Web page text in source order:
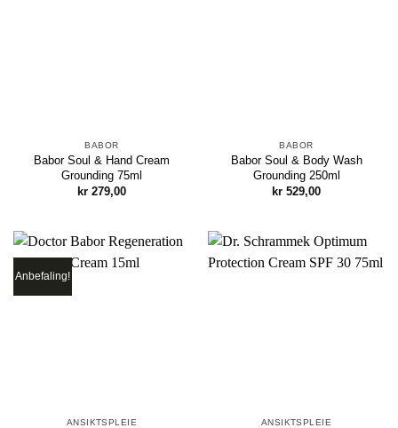
BABOR
Babor Soul & Hand Cream
Grounding 75ml
kr 279,00
BABOR
Babor Soul & Body Wash
Grounding 250ml
kr 529,00
Anbefaling!
ANSIKTSPLEIE ANSIKTSPLEIE